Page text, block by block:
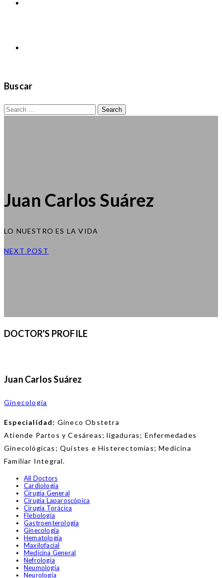
Buscar
Search
Juan Carlos Suárez
LO NUESTRO ES LA VIDA
NEXT POST
DOCTOR'S PROFILE
Juan Carlos Suárez
Ginecología
Especialidad: Gineco Obstetra
Atiende Partos y Cesáreas; ligaduras; Enfermedades
Ginecológicas; Quistes e Histerectomías; Medicina
Familiar Integral.
All Doctors
Cardiología
Cirugía General
Cirugía Laparoscópica
Cirugía Torácica
Flebología
Gastroenterología
Ginecología
Hematología
Maxilofacial
Medicina General
Nefrología
Neumología
Neurología